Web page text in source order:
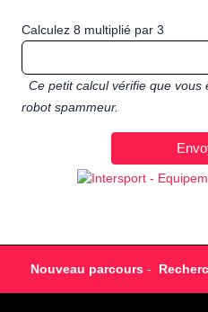
Calculez 8 multiplié par 3
Ce petit calcul vérifie que
robot spammeur.
Nouveau parcours-